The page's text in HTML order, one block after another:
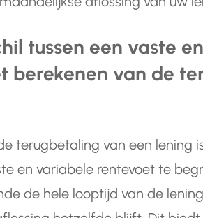
tussen een vaste
berekenen van de
terugbetaling van een lening
en variabele rentevoet te
de hele looptijd van de